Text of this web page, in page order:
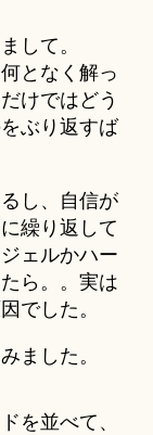
して。
となく解っ
けではどう
ぶり返すば
し、自信が
繰り返して
ェルかハー
ら。。実は
でした。
ました。
を並べて、